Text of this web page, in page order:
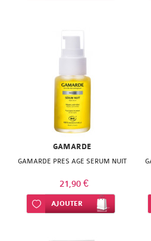
GAMARDE
GAMARDE PRES AGE SERUM NUIT
21,90 €
Ajouter à ma liste d’envie
AJOUTER